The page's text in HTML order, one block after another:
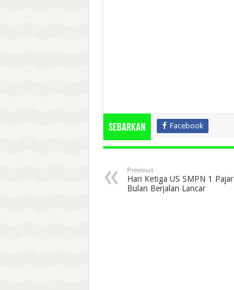
Sebarkan Facebook
Previous
Hari Ketiga US SMPN 1 Pajar
Bulan Berjalan Lancar